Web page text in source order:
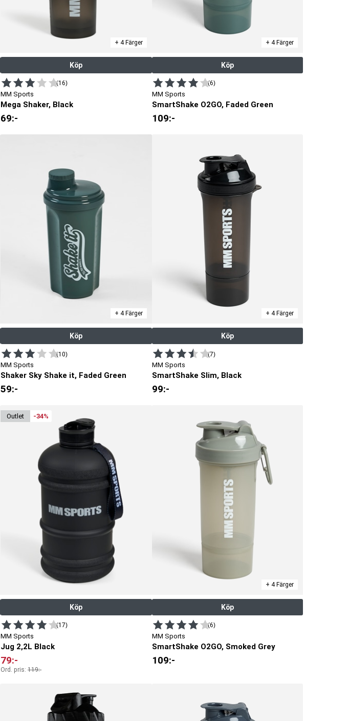
+ 4 Färger
Köp
(16)
MM Sports
Mega Shaker, Black
69:-
+ 4 Färger
Köp
(6)
MM Sports
SmartShake O2GO, Faded Green
109:-
+ 4 Färger
Köp
(10)
MM Sports
Shaker Sky Shake it, Faded Green
59:-
+ 4 Färger
Köp
(7)
MM Sports
SmartShake Slim, Black
99:-
outlet -34%
Köp
(17)
MM Sports
Jug 2,2L Black
79:-
Ord. pris: 119:-
+ 4 Färger
Köp
(6)
MM Sports
SmartShake O2GO, Smoked Grey
109:-